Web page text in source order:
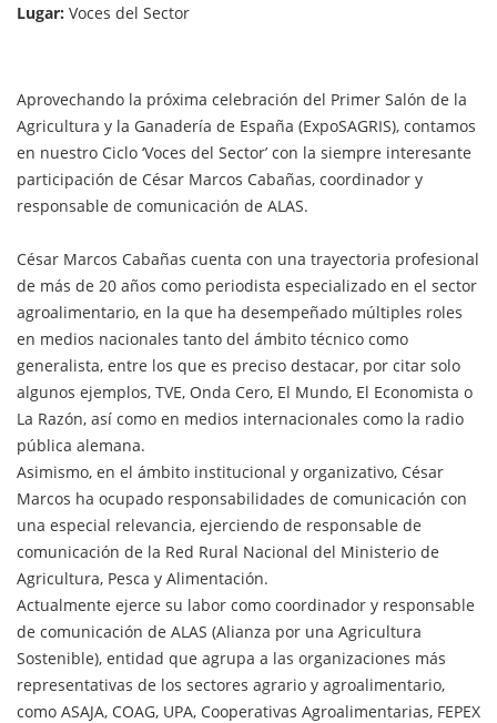
Lugar: Voces del Sector
Aprovechando la próxima celebración del Primer Salón de la
Agricultura y la Ganadería de España (ExpoSAGRIS), contamos
en nuestro Ciclo ‘Voces del Sector’ con la siempre interesante
participación de César Marcos Cabañas, coordinador y
responsable de comunicación de ALAS.
César Marcos Cabañas cuenta con una trayectoria profesional
de más de 20 años como periodista especializado en el sector
agroalimentario, en la que ha desempeñado múltiples roles
en medios nacionales tanto del ámbito técnico como
generalista, entre los que es preciso destacar, por citar solo
algunos ejemplos, TVE, Onda Cero, El Mundo, El Economista o
La Razón, así como en medios internacionales como la radio
pública alemana.
Asimismo, en el ámbito institucional y organizativo, César
Marcos ha ocupado responsabilidades de comunicación con
una especial relevancia, ejerciendo de responsable de
comunicación de la Red Rural Nacional del Ministerio de
Agricultura, Pesca y Alimentación.
Actualmente ejerce su labor como coordinador y responsable
de comunicación de ALAS (Alianza por una Agricultura
Sostenible), entidad que agrupa a las organizaciones más
representativas de los sectores agrario y agroalimentario,
como ASAJA, COAG, UPA, Cooperativas Agroalimentarias, FEPEX